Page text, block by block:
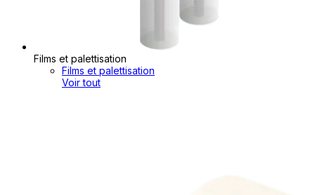
Films et palettisation
Films et palettisation
Voir tout